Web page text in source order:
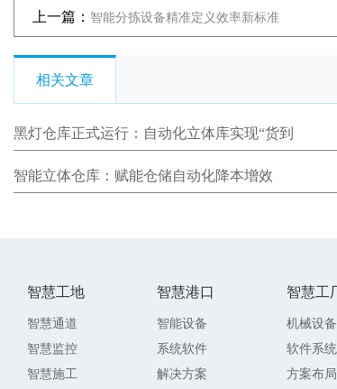
上一篇： 智能分拣设备精准定义效率新标准
相关文章
黑灯仓库正式运行：自动化立体库实现“货到
智能立体仓库：赋能仓储自动化降本增效
智慧工地
智慧通道
智慧监控
智慧施工
智慧港口
智能设备
系统软件
解决方案
智慧工
机械设备
软件系统
方案布局